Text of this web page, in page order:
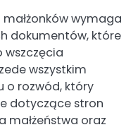
wymaga
dokumentów, które
wszczęcia
wszystkim
o rozwód, który
dotyczące stron
małżeństwa oraz